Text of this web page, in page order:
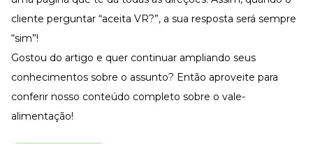
cliente perguntar “aceita VR?”, a sua resposta será sempre
“sim”!
Gostou do artigo e quer continuar ampliando seus
conhecimentos sobre o assunto? Então aproveite para
conferir nosso conteúdo completo sobre o vale-
alimentação!